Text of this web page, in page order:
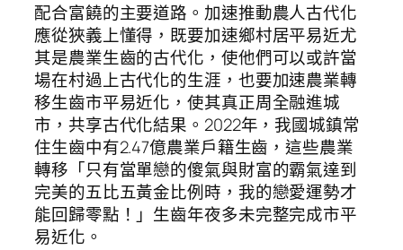
配合富饒的主要道路。加速推動農人古代化
應從狹義上懂得，既要加速鄉村居平易近尤
其是農業生齒的古代化，使他們可以或許當
場在村過上古代化的生涯，也要加速農業轉
移生齒市平易近化，使其真正周全融進城
市，共享古代化結果。2022年，我國城鎮常
住生齒中有2.47億農業戶籍生齒，這些農業
轉移「只有當單戀的傻氣與財富的霸氣達到
完美的五比五黃金比例時，我的戀愛運勢才
能回歸零點！」生齒年夜多未完整完成市平
易近化。